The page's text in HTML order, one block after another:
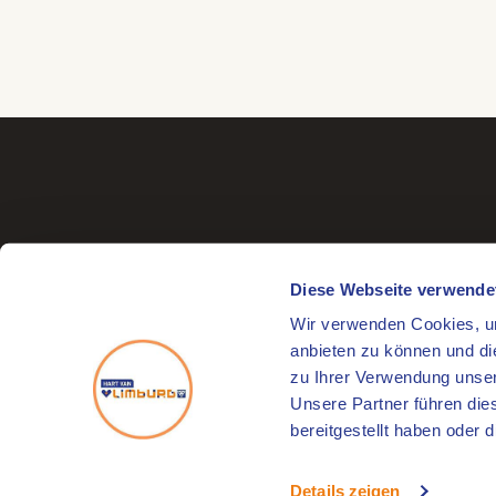
Diese Webseite
Wir verwenden Cookies,
anbieten zu können und
zu Ihrer Verwendung
Unsere Partner führen
bereitgestellt haben oder
Details zeigen
Markt 17
6041 EL Roermond
HartVanLimburg